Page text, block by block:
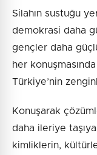
Silahın sustuğu
demokrasi daha
gençler daha
her
Türkiye’nin
Konuşarak
daha ileriye
kimliklerin,